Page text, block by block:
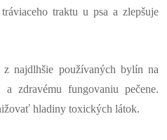
traktu u psa a zlepšuje
z najdlhšie používaných bylín na
a zdravému fungovaniu pečene.
hladiny toxických látok.